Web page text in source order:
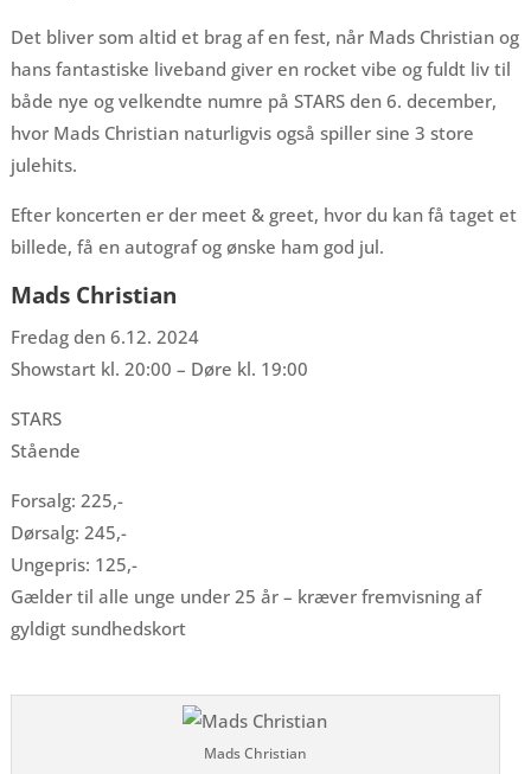
Det bliver som altid et brag af en fest, når Mads Christian og
hans fantastiske liveband giver en rocket vibe og fuldt liv til
både nye og velkendte numre på STARS den 6. december,
hvor Mads Christian naturligvis også spiller sine 3 store
julehits.
Efter koncerten er der meet & greet, hvor du kan få taget et
billede, få en autograf og ønske ham god jul.
Mads Christian
Fredag den 6.12. 2024
Showstart kl. 20:00 – Døre kl. 19:00
STARS
Stående
Forsalg: 225,-
Dørsalg: 245,-
Ungepris: 125,-
Gælder til alle unge under 25 år – kræver fremvisning af
gyldigt sundhedskort
Mads Christian